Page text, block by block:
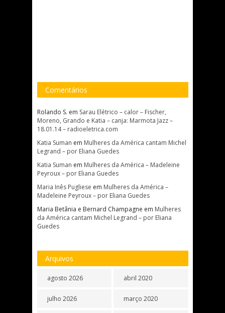
Comentários
Rolando S. em Sarau Elétrico – calor – Fischer,
Moreno, Grando e Katia – canja: Marmota Jazz –
18.01.14 – radioeletrica.com
Katia Suman em Mulheres da América cantam Michel
Legrand – por Eliana Guedes
Katia Suman em Mulheres da América – Madeleine
Peyroux – por Eliana Guedes
Maria Inês Pugliese em Mulheres da América –
Madeleine Peyroux – por Eliana Guedes
Maria Betânia e Bernard Champagne em Mulheres
da América cantam Michel Legrand – por Eliana
Guedes
Arquivos
agosto 2026
julho 2026
abril 2020
março 2020